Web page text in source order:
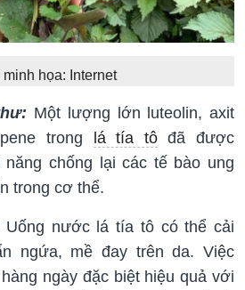
minh họa: Internet
Một lượng lớn luteolin, axit
trong lá tía tôđã được
chống lại các tế bào ung
trong cơ thể.
Uống nước lá tía tô có thể cải
ngứa, mề đay trên da. Việc
ngày đặc biệt hiệu quả với